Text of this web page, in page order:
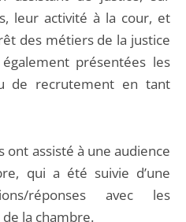
leur activité à la cour, et
des métiers de la justice
présentées les
de recrutement en tant
ont assisté à une audience
qui a été suivie d’une
réponses avec les
la chambre.